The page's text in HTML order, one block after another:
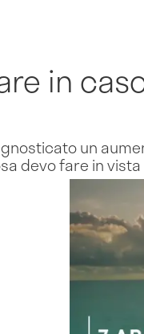
in
un
devo fare in